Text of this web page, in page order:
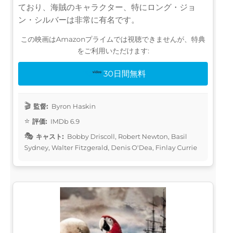
ており、海賊のキャラクター、特にロング・ジョ
ン・シルバーは非常に有名です。
この映画はAmazonプライムでは視聴できませんが、特典
をご利用いただけます:
30日間無料
監督: Byron Haskin
評価: IMDb 6.9
キャスト: Bobby Driscoll, Robert Newton, Basil
Sydney, Walter Fitzgerald, Denis O'Dea, Finlay Currie